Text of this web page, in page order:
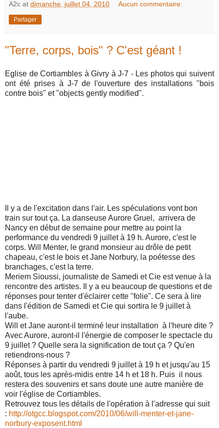
A2c at dimanche, juillet 04, 2010 Aucun commentaire:
Partager
"Terre, corps, bois" ? C'est géant !
Eglise de Cortiambles à Givry à J-7 - Les photos qui suivent
ont été prises à J-7 de l'ouverture des installations "bois
contre bois" et "objects gently modified".
Il y a de l'excitation dans l'air. Les spéculations vont bon
train sur tout ça. La danseuse Aurore Gruel, arrivera de
Nancy en début de semaine pour mettre au point la
performance du vendredi 9 juillet à 19 h. Aurore, c'est le
corps. Will Menter, le grand monsieur au drôle de petit
chapeau, c'est le bois et Jane Norbury, la poétesse des
branchages, c'est la terre.
Meriem Sioussi, journaliste de Samedi et Cie est venue à la
rencontre des artistes. Il y a eu beaucoup de questions et de
réponses pour tenter d'éclairer cette "folie". Ce sera à lire
dans l'édition de Samedi et Cie qui sortira le 9 juillet à
l'aube.
Will et Jane auront-il terminé leur installation à l'heure dite ?
Avec Aurore, auront-il l'énergie de composer le spectacle du
9 juillet ? Quelle sera la signification de tout ça ? Qu'en
retiendrons-nous ?
Réponses à partir du vendredi 9 juillet à 19 h et jusqu'au 15
août, tous les après-midis entre 14 h et 18 h. Puis il nous
restera des souvenirs et sans doute une autre manière de
voir l'église de Cortiambles.
Retrouvez tous les détails de l'opération à l'adresse qui suit
: http://otgcc.blogspot.com/2010/06/will-menter-et-jane-
norbury-exposent.html